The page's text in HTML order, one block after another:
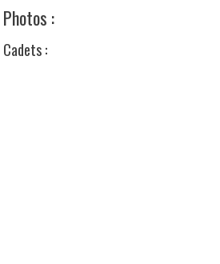
Photos :
Cadets :